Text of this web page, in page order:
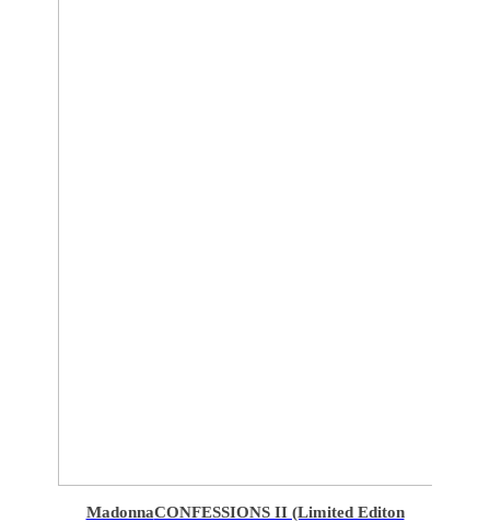
MadonnaCONFESSIONS II (Limited Editon